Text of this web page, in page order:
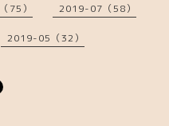
75） 2019-07（58）
2019-05（32）